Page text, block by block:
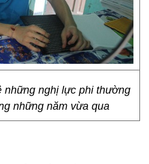
những nghị lực phi thường
những năm vừa qua